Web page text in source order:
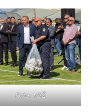
Foto: VSŽ